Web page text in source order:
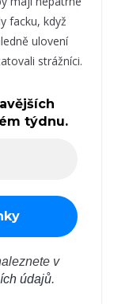
facku, když
ulovení
strážníci.
týdnu.
v
údajů.